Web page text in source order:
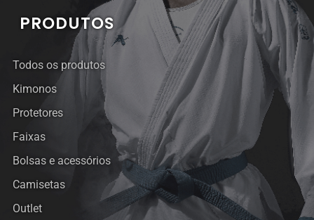
PRODUTOS
Todos os produtos
Kimonos
Protetores
Faixas
Bolsas e acessórios
Camisetas
Outlet